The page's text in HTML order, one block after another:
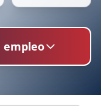
empleo